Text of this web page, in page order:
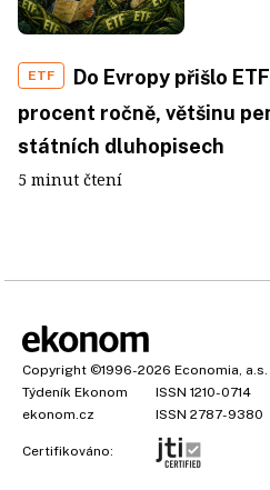
ETF
Do Evropy přišlo
procent ročně, většinu
státních dluhopisech
5 minut čtení
Copyright ©1996-2026 Economia, a.s.
Týdeník Ekonom
ISSN 1210-0714
ekonom.cz
ISSN 2787-9380
Certifikováno: